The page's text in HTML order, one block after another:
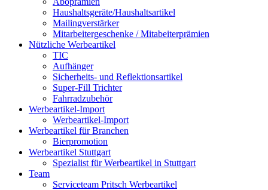
Haushaltsgeräte/Haushaltsartikel
Mailingverstärker
Mitarbeitergeschenke / Mitabeiterprämien
Nützliche Werbeartikel
TIC
Aufhänger
Sicherheits- und Reflektionsartikel
Super-Fill Trichter
Fahrradzubehör
Werbeartikel-Import
Werbeartikel-Import
Werbeartikel für Branchen
Bierpromotion
Werbeartikel Stuttgart
Spezialist für Werbeartikel in Stuttgart
Team
Serviceteam Pritsch Werbeartikel